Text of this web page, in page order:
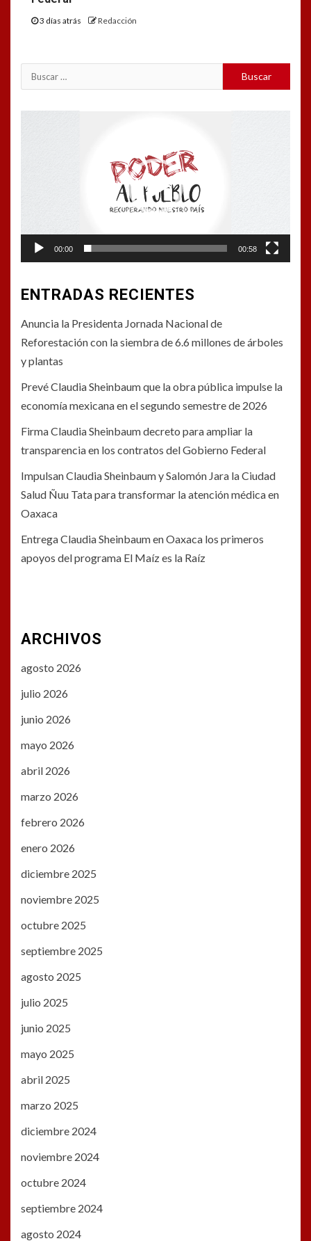
3 días atrás Redacción
Buscar:
00:00 00:58
ENTRADAS RECIENTES
Anuncia la Presidenta Jornada Nacional de
Reforestación con la siembra de 6.6 millones de árboles
y plantas
Prevé Claudia Sheinbaum que la obra pública impulse la
economía mexicana en el segundo semestre de 2026
Firma Claudia Sheinbaum decreto para ampliar la
transparencia en los contratos del Gobierno Federal
Impulsan Claudia Sheinbaum y Salomón Jara la Ciudad
Salud Ñuu Tata para transformar la atención médica en
Oaxaca
Entrega Claudia Sheinbaum en Oaxaca los primeros
apoyos del programa El Maíz es la Raíz
ARCHIVOS
agosto 2026
julio 2026
junio 2026
mayo 2026
abril 2026
marzo 2026
febrero 2026
enero 2026
diciembre 2025
noviembre 2025
octubre 2025
septiembre 2025
agosto 2025
julio 2025
junio 2025
mayo 2025
abril 2025
marzo 2025
diciembre 2024
noviembre 2024
octubre 2024
septiembre 2024
agosto 2024